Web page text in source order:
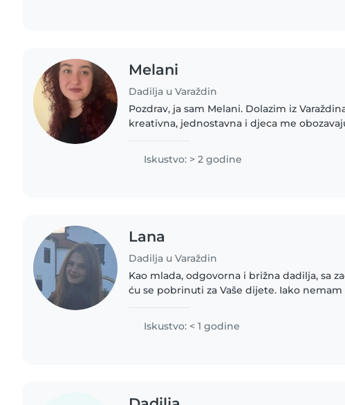
Melani
Dadilja u Varaždin
Pozdrav, ja sam Melani. Dolazim iz
kreativna, jednostavna i djeca me
Iskustvo: > 2 godine
Lana
Dadilja u Varaždin
Kao mlada, odgovorna i brižna dadilja, sa
ću se pobrinuti za Vaše dijete. Iako
poput crtanja,..
Iskustvo: < 1 godine